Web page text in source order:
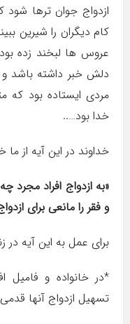
ازدواج جوان ترها
کام دیگران را شیرین
عروس ها لبخند زده
دلش خبر داشته باشد
مردی ایستاده بود که
خدا بود…..
خداوند در این آیه از
«به ازدواج افراد
و فقر را مانعی برای
برای عمل به این آیه در
*در خانواده و فامیل
تسهیل ازدواج آنها قدمی